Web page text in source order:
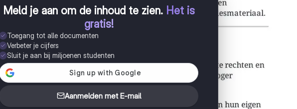
Meld je aan om de inhoud te zien. Het is
gratis!
Toegang tot alle documenten
Verbeter je cijfers
Sluit je aan bij miljoenen studenten
Aanmelden met E-mail